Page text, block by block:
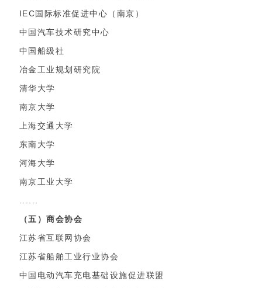
IEC国际标准促进中心（南京）
中国汽车技术研究中心
中国船级社
冶金工业规划研究院
清华大学
南京大学
上海交通大学
东南大学
河海大学
南京工业大学
（五）商会协会
江苏省互联网协会
江苏省船舶工业行业协会
中国电动汽车充电基础设施促进联盟